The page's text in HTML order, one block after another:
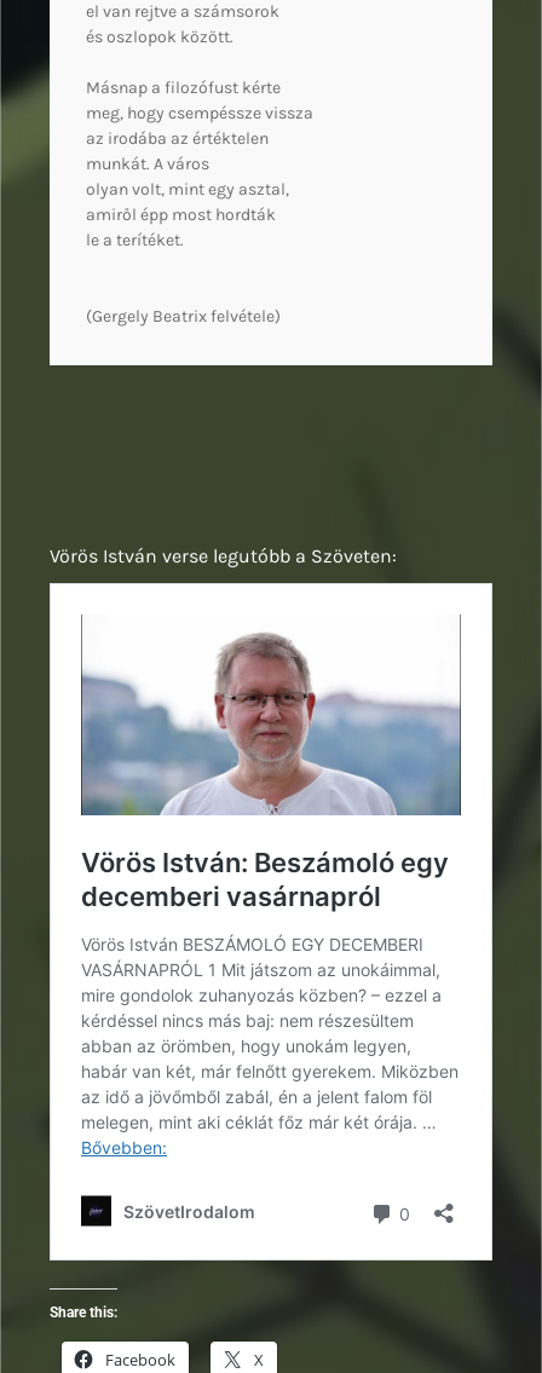
el van rejtve a számsorok
és oszlopok között.
Másnap a filozófust kérte
meg, hogy csempéssze vissza
az irodába az értéktelen
munkát. A város
olyan volt, mint egy asztal,
amiről épp most hordták
le a terítéket.
(Gergely Beatrix felvétele)
Vörös István verse legutóbb a Szöveten:
Share this:
Facebook X